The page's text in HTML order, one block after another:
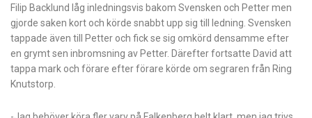
Filip Backlund låg inledningsvis bakom Svensken och Petter men
gjorde saken kort och körde snabbt upp sig till ledning. Svensken
tappade även till Petter och fick se sig omkörd densamme efter
en grymt sen inbromsning av Petter. Därefter fortsatte David att
tappa mark och förare efter förare körde om segraren från Ring
Knutstorp.